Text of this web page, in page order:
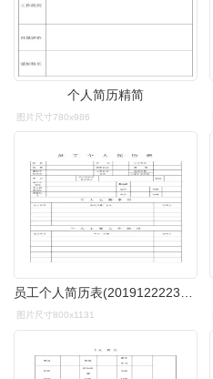
个人简历精简
图片尺寸780x986
员工个人简历表(20191222233443).pdf
图片尺寸800x1131